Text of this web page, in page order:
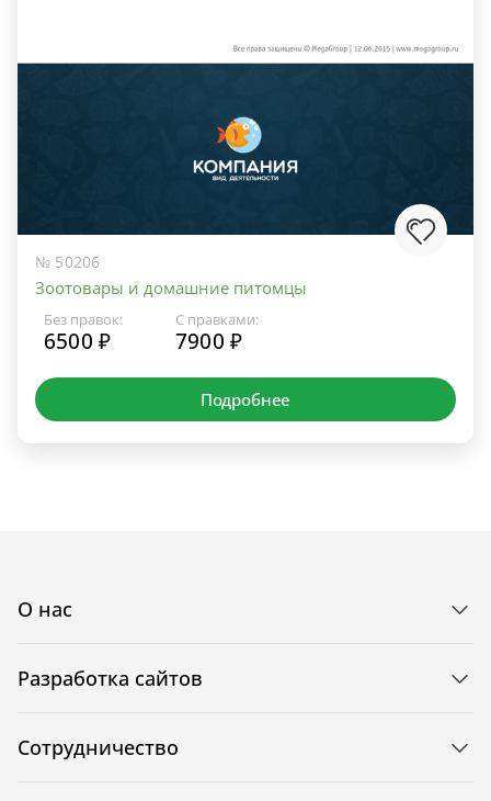
№ 50206
Зоотовары и домашние питомцы
Без правок:
6500 ₽
С правками:
7900 ₽
Подробнее
О нас
Разработка сайтов
Сотрудничество